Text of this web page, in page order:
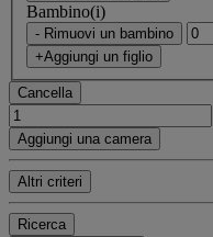
Bambino(i)
- Rimuovi un bambino
+Aggiungi un figlio
Cancella
Aggiungi una camera
Altri criteri
Ricerca